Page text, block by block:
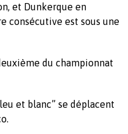
et Dunkerque en
consécutive est sous une
du championnat
et blanc” se déplacent